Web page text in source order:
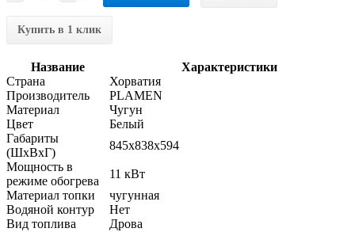
Купить в 1 клик
Название
Характеристики
Страна
Хорватия
Производитель
PLAMEN
Материал
Чугун
Цвет
Белый
Габариты
(ШхВхГ)
845х838х594
Мощность в
режиме обогрева
11 кВт
Материал топки
чугунная
Водяной контур
Нет
Вид топлива
Дрова